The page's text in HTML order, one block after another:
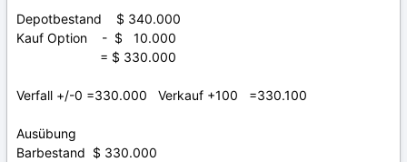
Depotbestand $ 340.000
Kauf Option - $ 10.000
= $ 330.000
Verfall +/-0 =330.000 Verkauf +100 =330.100
Ausübung
Barbestand $ 330.000